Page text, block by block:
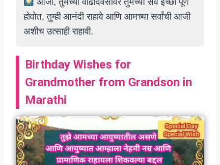
होवोत, तुम्ही आनंदी राहावे आणि आमच्या सर्वांची आजी
अशीच उत्साही राहावी.
Birthday Wishes for
Grandmother from Grandson in
Marathi